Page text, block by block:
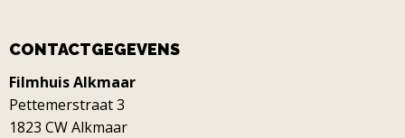
CONTACTGEGEVENS
Filmhuis Alkmaar
Pettemerstraat 3
1823 CW Alkmaar